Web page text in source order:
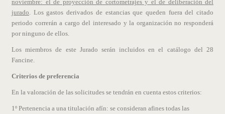
noviembre: el de proyección de cortometrajes y el de deliberación del
jurado . Los gastos derivados de estancias que queden fuera del citado
periodo correrán a cargo del interesado y la organización no responderá
por ninguno de ellos.
Los miembros de este Jurado serán incluidos en el catálogo del 28
Fancine.
Criterios de preferencia
En la valoración de las solicitudes se tendrán en cuenta estos criterios:
1º Pertenencia a una titulación afín: se consideran afines todas las